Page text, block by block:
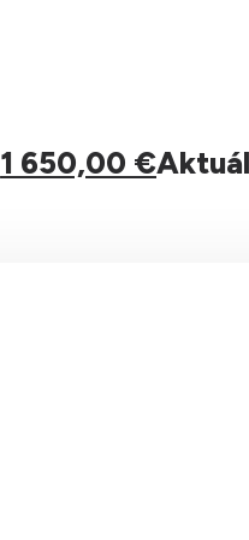
1 650,00 €